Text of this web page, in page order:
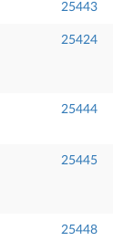
25443
25424
25444
25445
25448